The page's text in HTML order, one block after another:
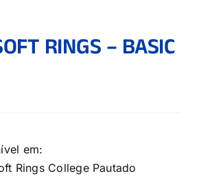
RINGS – BASIC
em:
Rings College Pautado